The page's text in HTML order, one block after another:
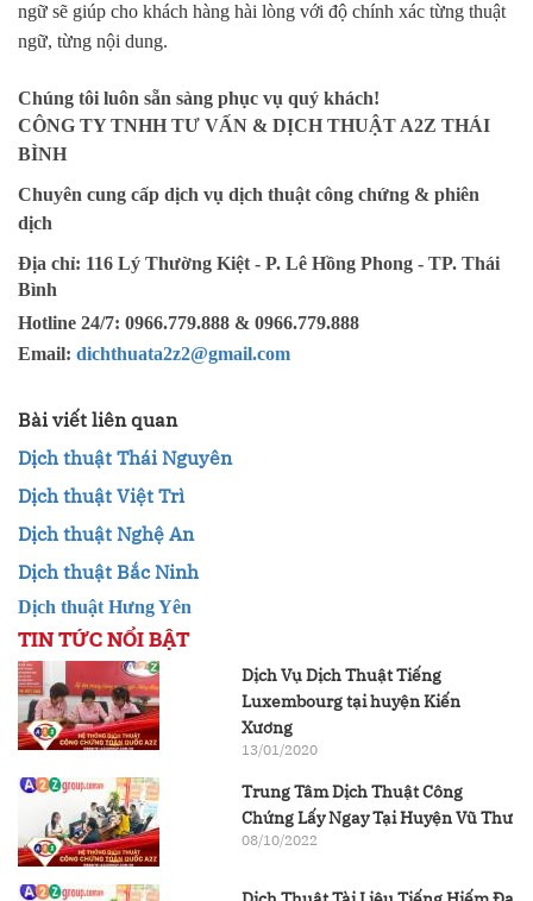
ngữ sẽ giúp cho khách hàng hài lòng với độ chính xác từng thuật
ngữ, từng nội dung.
Chúng tôi luôn sẵn sàng phục vụ quý khách!
CÔNG TY TNHH TƯ VẤN & DỊCH THUẬT A2Z THÁI
BÌNH
Chuyên cung cấp dịch vụ dịch thuật công chứng & phiên
dịch
Địa chỉ: 116 Lý Thường Kiệt - P. Lê Hồng Phong - TP. Thái
Bình
Hotline 24/7: 0966.779.888 & 0966.779.888
Email: dichthuata2z2@gmail.com
Bài viết liên quan
Dịch thuật Thái Nguyên
Dịch thuật Việt Trì
Dịch thuật Nghệ An
Dịch thuật Bắc Ninh
Dịch thuật Hưng Yên
TIN TỨC NỔI BẬT
Dịch Vụ Dịch Thuật Tiếng
Luxembourg tại huyện Kiến
Xương
13/01/2020
Trung Tâm Dịch Thuật Công
Chứng Lấy Ngay Tại Huyện Vũ Thư
08/10/2022